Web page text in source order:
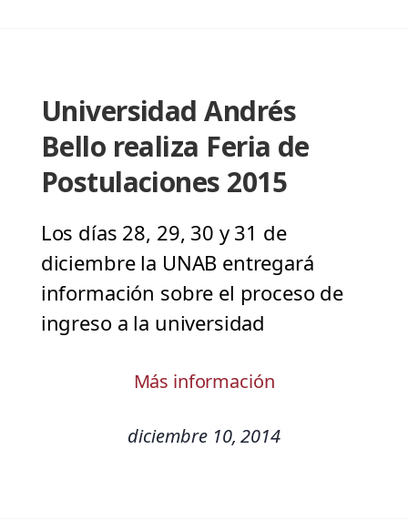
Universidad Andrés
Bello realiza Feria de
Postulaciones 2015
Los días 28, 29, 30 y 31 de
diciembre la UNAB entregará
información sobre el proceso de
ingreso a la universidad
Más información
diciembre 10, 2014